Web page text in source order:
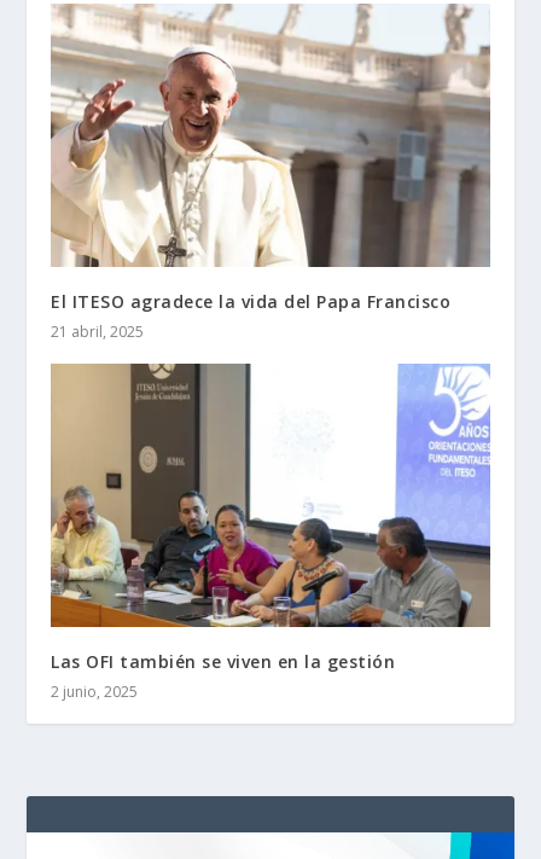
El ITESO agradece la vida del Papa Francisco
21 abril, 2025
Las OFI también se viven en la gestión
2 junio, 2025